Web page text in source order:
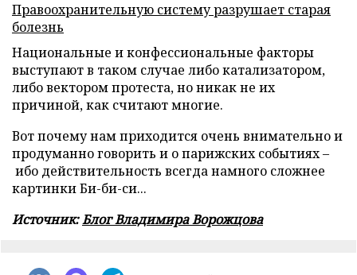
Правоохранительную систему разрушает старая
болезнь
Национальные и конфессиональные факторы
выступают в таком случае либо катализатором,
либо вектором протеста, но никак не их
причиной, как считают многие.
Вот почему нам приходится очень внимательно и
продуманно говорить и о парижских событиях –
ибо действительность всегда намного сложнее
картинки Би-би-си...
Источник:Блог Владимира Ворожцова